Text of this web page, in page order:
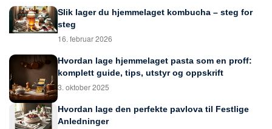
Slik lager du hjemmelaget kombucha – steg for
steg
16. februar 2026
Hvordan lage hjemmelaget pasta som en proff:
komplett guide, tips, utstyr og oppskrift
3. oktober 2025
Hvordan lage den perfekte pavlova til Festlige
Anledninger